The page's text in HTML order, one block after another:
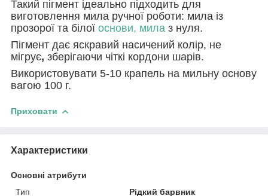
Такий пігмент ідеально підходить для
виготовлення мила ручної роботи: мила із
прозорої та білої основи, мила з нуля.
Пігмент дає яскравий насичений колір, не
мігрує, зберігаючи чіткі кордони шарів.
Використовувати 5-10 крапель на мильну основу
вагою 100 г.
Приховати
Характеристики
Основні атрибути
Тип
Рідкий барвник